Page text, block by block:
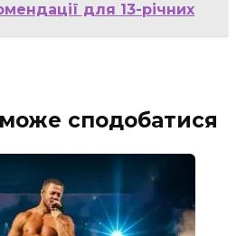
для 13-річних
сподобатися